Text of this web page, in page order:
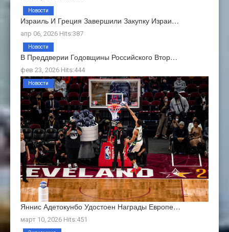
Израиль И Греция Завершили Закупку Израи…
апр 06, 2026 Hits:387
Новости
В Преддверии Годовщины Российского Втор…
фев 23, 2026 Hits:444
Новости
Яннис Адетокунбо Удостоен Награды Европе…
март 10, 2026 Hits:451
Новости